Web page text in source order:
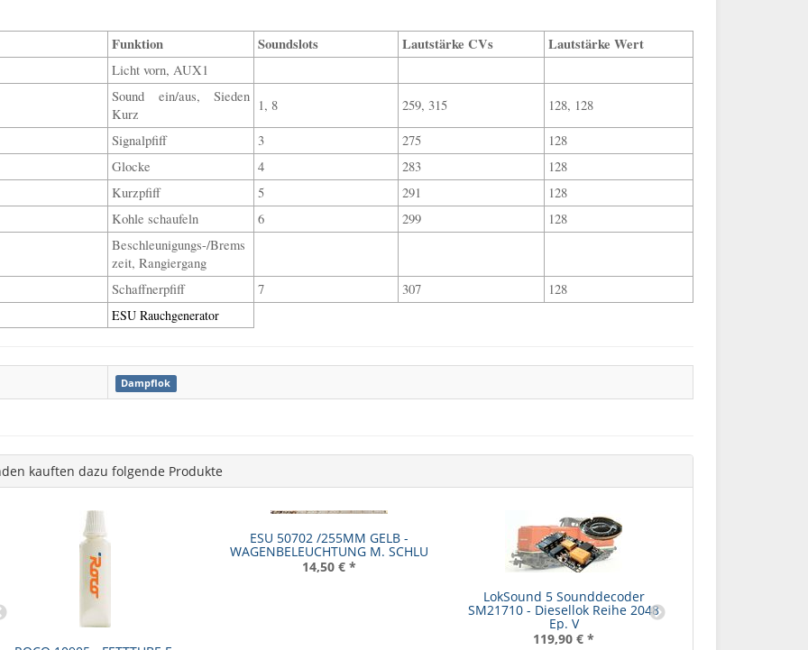
Funktion Soundslots Lautstärke CVs Lautstärke Wert
Licht vorn, AUX1
Sound ein/aus, Sieden
Kurz
1, 8 259, 315 128, 128
Signalpfiff 3 275
128
Glocke 4 283
128
Kurzpfiff 5 291
128
Kohle schaufeln 6 299 128
Beschleunigungs-/Brems
zeit, Rangiergang
Schaffnerpfiff 7 307
128
ESU Rauchgenerator
Dampflok
kauften dazu folgende Produkte
ESU 50702 /255MM GELB -
WAGENBELEUCHTUNG M. SCHLU
14,50 € *
LokSound 5 Sounddecoder
SM21710 - Diesellok Reihe 2048
Ep. V
119,90 € *